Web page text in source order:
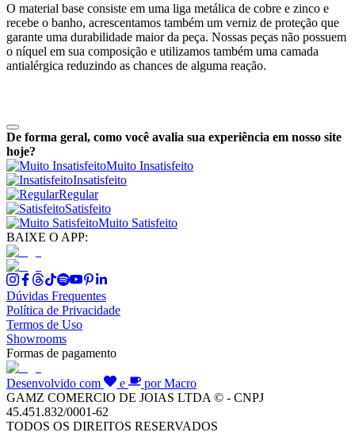
O material base consiste em uma liga metálica de cobre e zinco e
recebe o banho, acrescentamos também um verniz de proteção que
garante uma durabilidade maior da peça. Nossas peças não possuem
o níquel em sua composição e utilizamos também uma camada
antialérgica reduzindo as chances de alguma reação.
De forma geral, como você avalia sua experiência em nosso site
hoje?
Muito Insatisfeito
Insatisfeito
Regular
Satisfeito
Muito Satisfeito
BAIXE O APP:
Dúvidas Frequentes
Política de Privacidade
Termos de Uso
Showrooms
Formas de pagamento
Desenvolvido com e
por Macro
GAMZ COMERCIO DE JOIAS LTDA © - CNPJ
45.451.832/0001-62
TODOS OS DIREITOS RESERVADOS